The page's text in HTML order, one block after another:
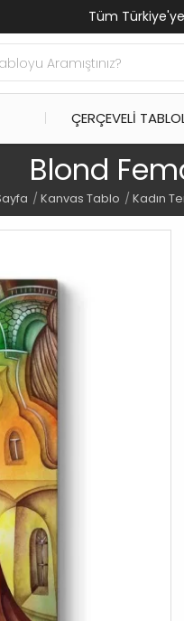
Tüm
ÇERÇEVELI
Blond
Kanvas Tablo Kadın